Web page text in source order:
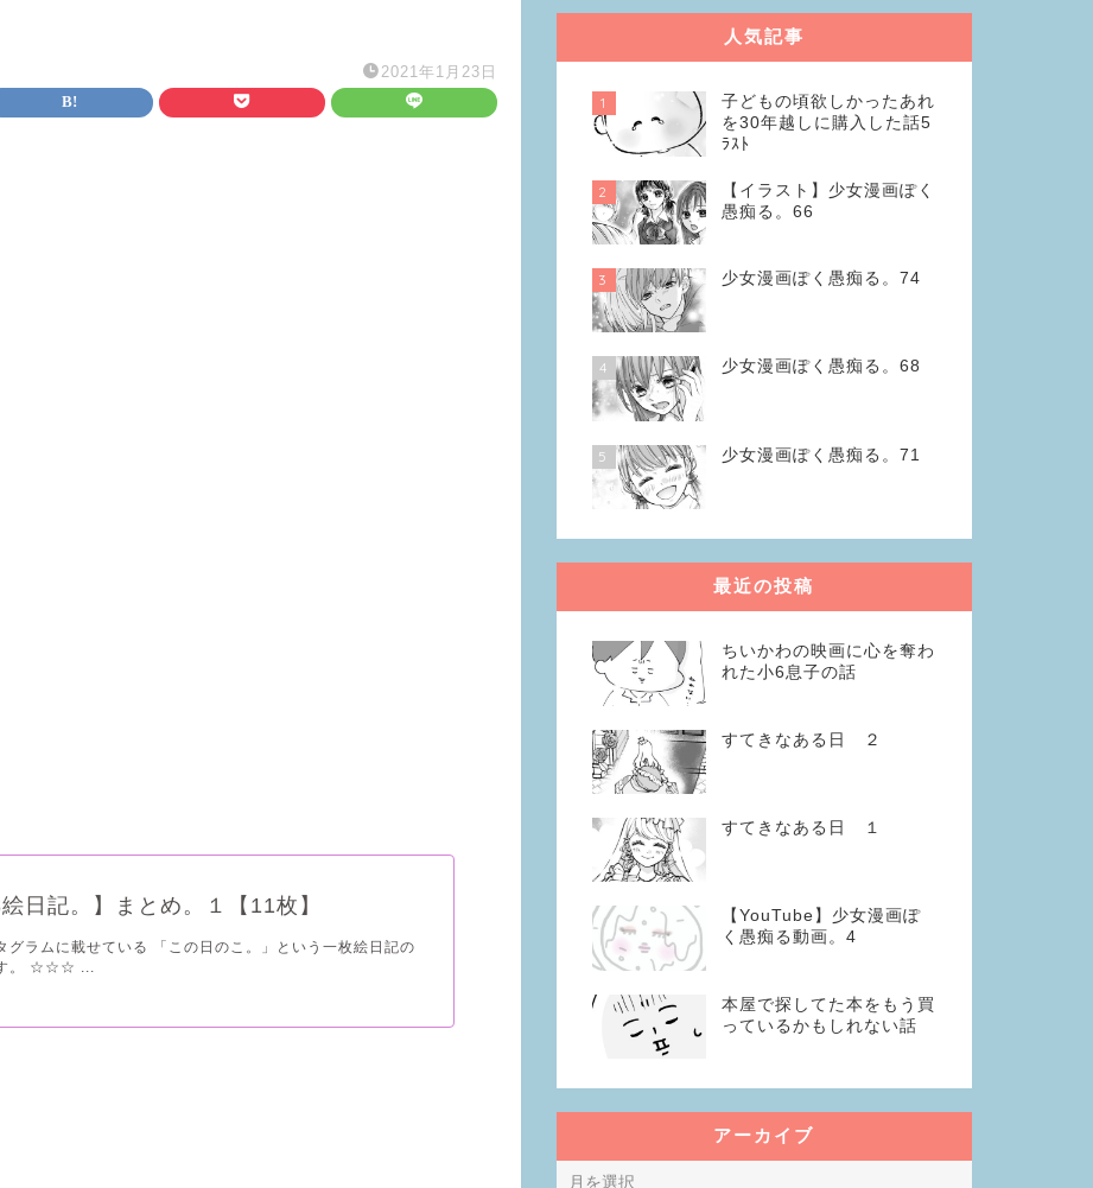
2021年1月23日
絵日記。】まとめ。１【11枚】
グラムに載せている 「この日のこ。」という一枚絵日記の
す。 ☆☆☆ ...
人気記事
1
子どもの頃欲しかったあれ
を30年越しに購入した話5
ﾗｽﾄ
2
【イラスト】少女漫画ぽく
愚痴る。66
3 少女漫画ぽく愚痴る。74
4 少女漫画ぽく愚痴る。68
5 少女漫画ぽく愚痴る。71
最近の投稿
ちいかわの映画に心を奪わ
れた小6息子の話
すてきなある日 ２
すてきなある日 １
【YouTube】少女漫画ぽ
く愚痴る動画。4
本屋で探してた本をもう買
っているかもしれない話
アーカイブ